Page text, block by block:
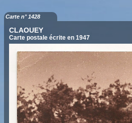
Carte n° 1428
CLAOUEY
Carte postale écrite en 1947